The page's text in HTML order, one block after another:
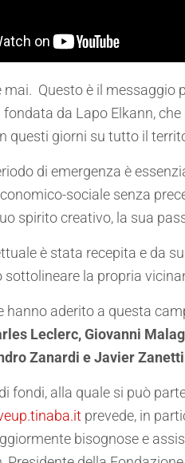
Questo è il messaggio
da Lapo Elkann,
questi giorni su tutto il
di emergenza è
sociale senza
spirito creativo, la sua
è stata recepita e da
la propria
hanno aderito a questa
Leclerc, Giovanni
Zanardi e Javier Zanetti
fondi, alla quale si può
prevede, in
bisognose e